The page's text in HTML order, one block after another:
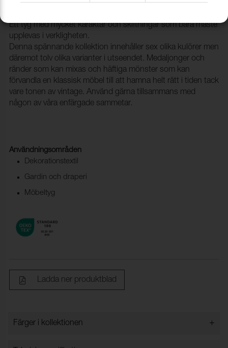
1003701
Ett tyg med mycket karaktär och skiftningar som bara måste
upplevas i verkligheten.
Denna spännande kollektion innehåller sex olika kulörer men
däremot tolv olika varianter i utseendet. Medaljonger och
ränder som kan mixas och häftiga mönster som kan
förvandla en klassisk möbel till att hamna helt rätt i tiden tack
vare tonen av vintage. Använd gärna tillsammans med
någon av våra enfärgade sammetar.
Användningsområden
Dekorationstextil
Gardin och draperi
Möbeltyg
Ladda ner produktblad
Färger i kollektionen +